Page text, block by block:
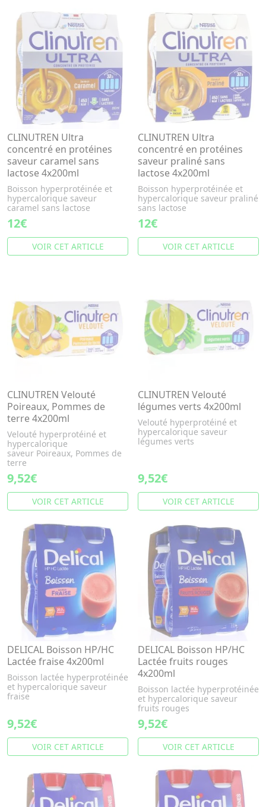
CLINUTREN Ultra
concentré en protéines
saveur caramel sans
lactose 4x200ml
Boisson hyperprotéinée et
hypercalorique saveur
caramel sans lactose
12€
VOIR CET ARTICLE
CLINUTREN Ultra
concentré en protéines
saveur praliné sans
lactose 4x200ml
Boisson hyperprotéinée et
hypercalorique saveur praliné
sans lactose
12€
VOIR CET ARTICLE
CLINUTREN Velouté
Poireaux, Pommes de
terre 4x200ml
Velouté hyperprotéiné et
hypercalorique
saveur Poireaux, Pommes de
terre
9,52€
VOIR CET ARTICLE
CLINUTREN Velouté
légumes verts 4x200ml
Velouté hyperprotéiné et
hypercalorique saveur
légumes verts
9,52€
VOIR CET ARTICLE
DELICAL Boisson HP/HC
Lactée fraise 4x200ml
Boisson lactée hyperprotéinée
et hypercalorique saveur
fraise
9,52€
VOIR CET ARTICLE
DELICAL Boisson HP/HC
Lactée fruits rouges
4x200ml
Boisson lactée hyperprotéinée
et hypercalorique saveur
fruits rouges
9,52€
VOIR CET ARTICLE